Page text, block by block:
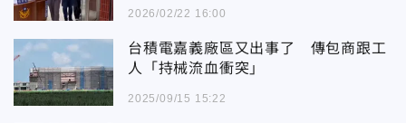
2026/02/22 16:00
台積電嘉義廠區又出事了 傳包商跟工
人「持械流血衝突」
2025/09/15 15:22